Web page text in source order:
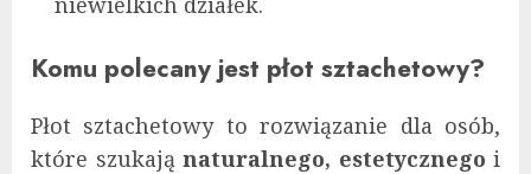
Komu polecany jest płot sztachetowy?
Płot sztachetowy to rozwiązanie dla osób,
które szukają naturalnego, estetycznego i